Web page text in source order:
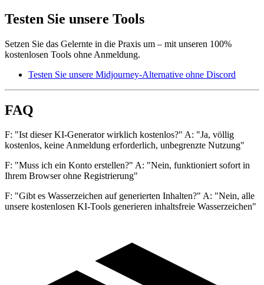
Testen Sie unsere Tools
Setzen Sie das Gelernte in die Praxis um – mit unseren 100%
kostenlosen Tools ohne Anmeldung.
Testen Sie unsere Midjourney-Alternative ohne Discord
FAQ
F: "Ist dieser KI-Generator wirklich kostenlos?" A: "Ja, völlig
kostenlos, keine Anmeldung erforderlich, unbegrenzte Nutzung"
F: "Muss ich ein Konto erstellen?" A: "Nein, funktioniert sofort in
Ihrem Browser ohne Registrierung"
F: "Gibt es Wasserzeichen auf generierten Inhalten?" A: "Nein, alle
unsere kostenlosen KI-Tools generieren inhaltsfreie Wasserzeichen"